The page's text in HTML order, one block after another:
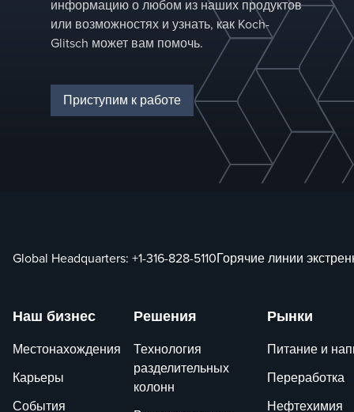
оптимизируем
производительность
на основе
подачи и
требований к
разделению.
информацию о любом из наших продуктов
или возможностях и узнать, как Koch-
Glitsch может вам помочь.
Приступим к работе
Global Headquarters: +1-316-828-5110Горячие линии
Наш бизнес
Местонахождения
Карьеры
События
Решения
Технология
разделительных
колонн
Рынки
Питание и
Переработка
Нефтехимия